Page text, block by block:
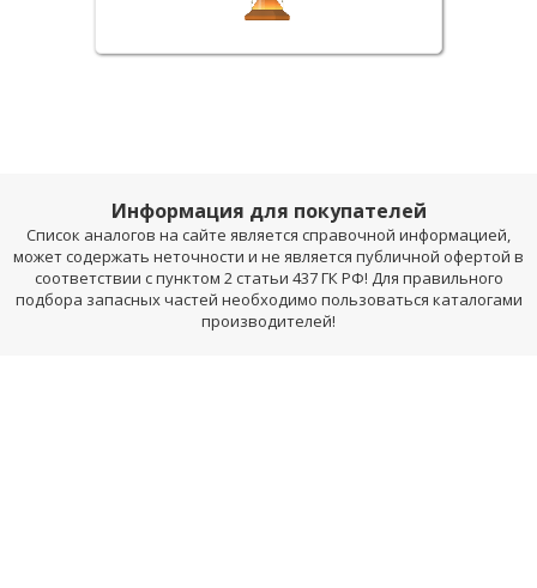
Информация для покупателей
Список аналогов на сайте является справочной информацией,
может содержать неточности и не является публичной офертой в
соответствии с пунктом 2 статьи 437 ГК РФ! Для правильного
подбора запасных частей необходимо пользоваться каталогами
производителей!